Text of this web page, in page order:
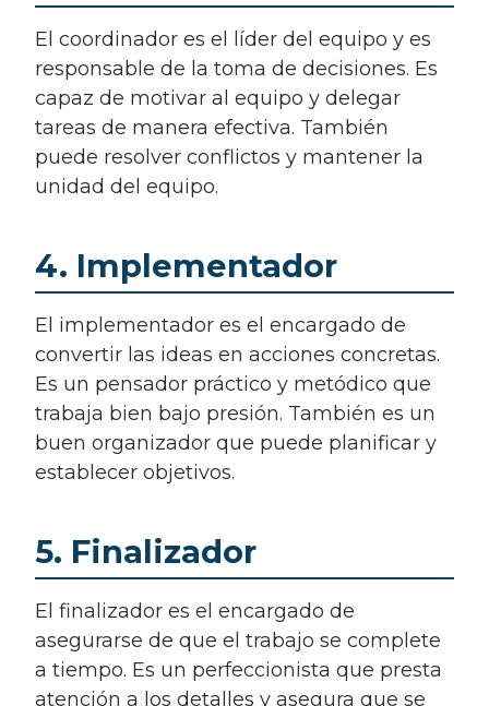
El coordinador es el líder del equipo y es
responsable de la toma de decisiones. Es
capaz de motivar al equipo y delegar
tareas de manera efectiva. También
puede resolver conflictos y mantener la
unidad del equipo.
4. Implementador
El implementador es el encargado de
convertir las ideas en acciones concretas.
Es un pensador práctico y metódico que
trabaja bien bajo presión. También es un
buen organizador que puede planificar y
establecer objetivos.
5. Finalizador
El finalizador es el encargado de
asegurarse de que el trabajo se complete
a tiempo. Es un perfeccionista que presta
atención a los detalles y asegura que se